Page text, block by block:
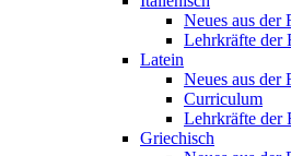
Neues aus der
Lehrkräfte der
Latein
Neues aus der
Curriculum
Lehrkräfte der
Griechisch